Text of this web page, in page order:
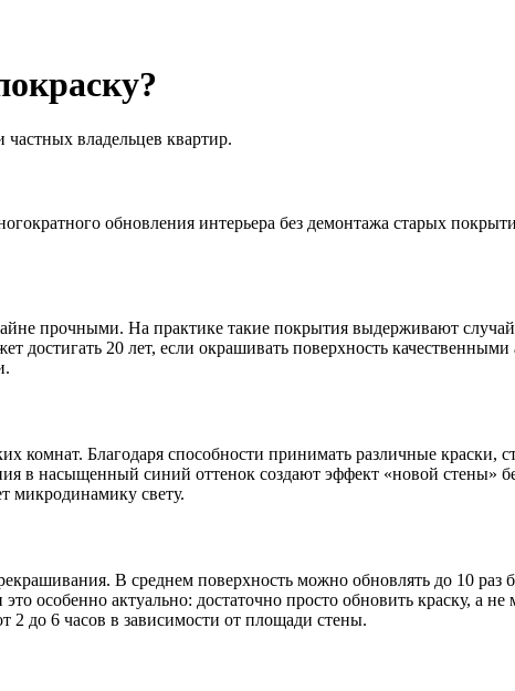
владельцев квартир.
обновления интерьера без демонтажа старых
прочными. На практике такие покрытия выдерживают
20 лет, если окрашивать поверхность
Благодаря способности принимать различные краски,
в насыщенный синий оттенок создают эффект «новой стены»
микродинамику свету.
В среднем поверхность можно обновлять до 10 раз
актуально: достаточно просто обновить краску, а не
2 до 6 часов в зависимости от площади стены.